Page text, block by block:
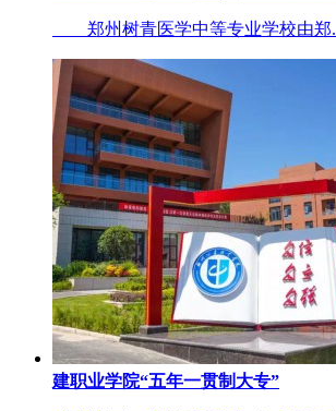
郑州树青医学中等专业学校由郑
建职业学院“五年一贯制大专”